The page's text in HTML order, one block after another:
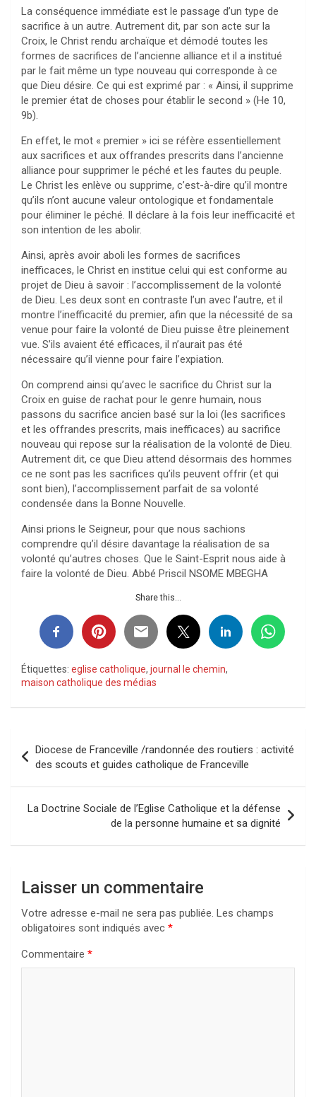
La conséquence immédiate est le passage d’un type de
sacrifice à un autre. Autrement dit, par son acte sur la
Croix, le Christ rendu archaïque et démodé toutes les
formes de sacrifices de l’ancienne alliance et il a institué
par le fait même un type nouveau qui corresponde à ce
que Dieu désire. Ce qui est exprimé par : « Ainsi, il supprime
le premier état de choses pour établir le second » (He 10,
9b).
En effet, le mot « premier » ici se réfère essentiellement
aux sacrifices et aux offrandes prescrits dans l’ancienne
alliance pour supprimer le péché et les fautes du peuple.
Le Christ les enlève ou supprime, c’est-à-dire qu’il montre
qu’ils n’ont aucune valeur ontologique et fondamentale
pour éliminer le péché. Il déclare à la fois leur inefficacité et
son intention de les abolir.
Ainsi, après avoir aboli les formes de sacrifices
inefficaces, le Christ en institue celui qui est conforme au
projet de Dieu à savoir : l’accomplissement de la volonté
de Dieu. Les deux sont en contraste l’un avec l’autre, et il
montre l’inefficacité du premier, afin que la nécessité de sa
venue pour faire la volonté de Dieu puisse être pleinement
vue. S’ils avaient été efficaces, il n’aurait pas été
nécessaire qu’il vienne pour faire l’expiation.
On comprend ainsi qu’avec le sacrifice du Christ sur la
Croix en guise de rachat pour le genre humain, nous
passons du sacrifice ancien basé sur la loi (les sacrifices
et les offrandes prescrits, mais inefficaces) au sacrifice
nouveau qui repose sur la réalisation de la volonté de Dieu.
Autrement dit, ce que Dieu attend désormais des hommes
ce ne sont pas les sacrifices qu’ils peuvent offrir (et qui
sont bien), l’accomplissement parfait de sa volonté
condensée dans la Bonne Nouvelle.
Ainsi prions le Seigneur, pour que nous sachions
comprendre qu’il désire davantage la réalisation de sa
volonté qu’autres choses. Que le Saint-Esprit nous aide à
faire la volonté de Dieu. Abbé Priscil NSOME MBEGHA
Share this...
Étiquettes: eglise catholique, journal le chemin,
maison catholique des médias
de
l’article
Diocese de Franceville /randonnée des routiers : activité
des scouts et guides catholique de Franceville
La Doctrine Sociale de l’Eglise Catholique et la défense
de la personne humaine et sa dignité
Laisser un commentaire
Votre adresse e-mail ne sera pas publiée. Les champs
obligatoires sont indiqués avec *
Commentaire *